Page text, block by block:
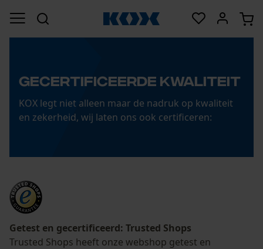
GECERTIFICEERDE KWALITEIT
KOX legt niet alleen maar de nadruk op kwaliteit
en zekerheid, wij laten ons ook certificeren:
Getest en gecertificeerd: Trusted Shops
Trusted Shops heeft onze webshop getest en